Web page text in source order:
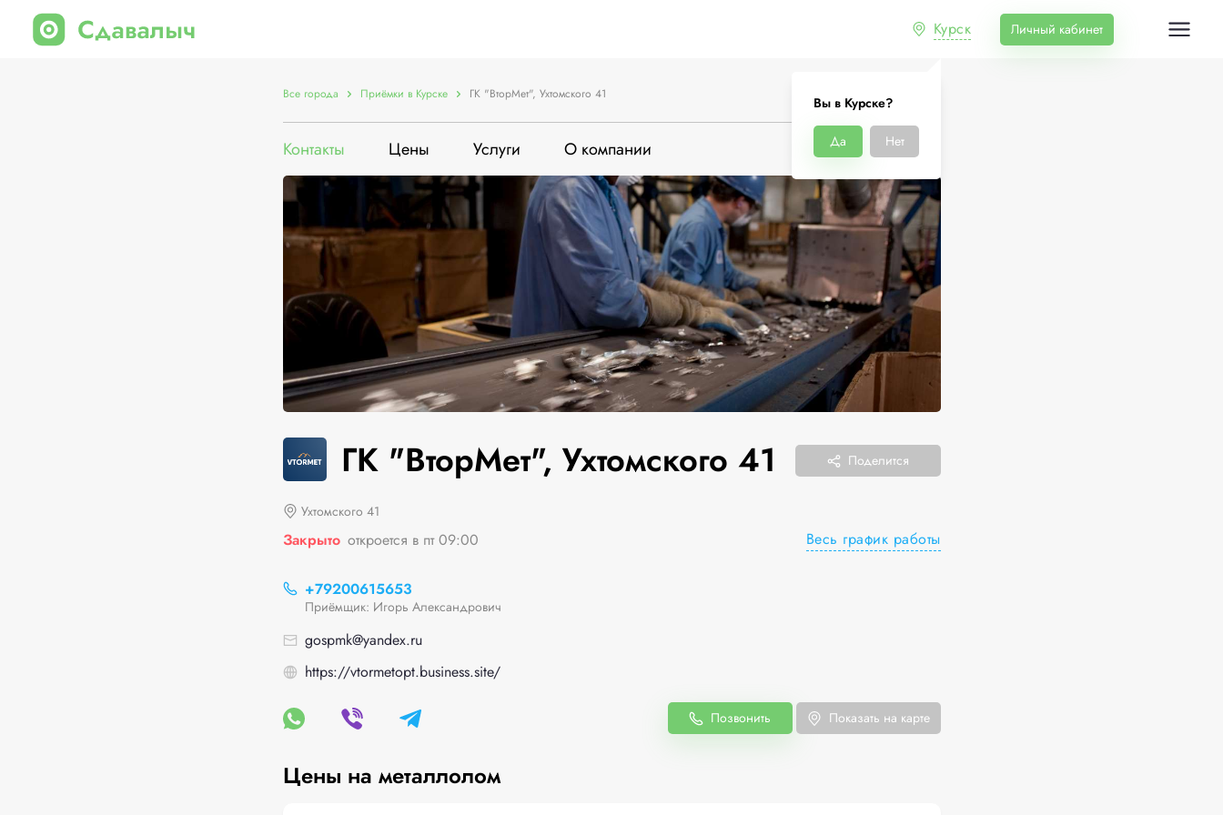
Курск
Вы в Курске?
Да Нет
Личный кабинет
Все города Приёмки в Курске ГК "ВторМет", Ухтомского 41
Контакты Цены Услуги О компании
ГК "ВторМет", Ухтомского 41 Поделится
Ухтомского 41
Закрыто откроется в пт 09:00 Весь график работы
+79200615653
Приёмщик: Игорь Александрович
gospmk@yandex.ru
https://vtormetopt.business.site/
Позвонить Показать на карте
Цены на металлолом